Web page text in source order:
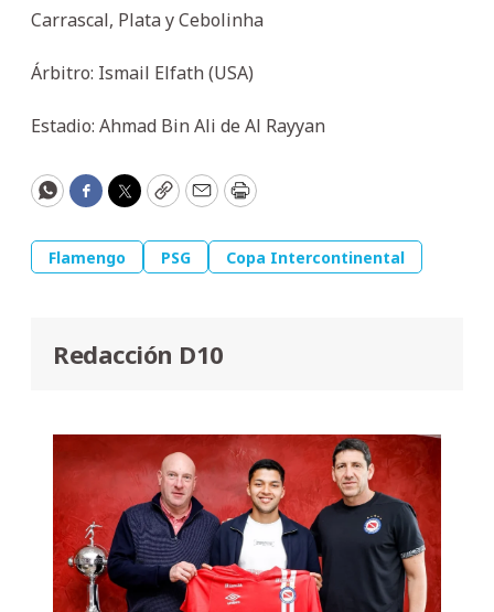
Carrascal, Plata y Cebolinha
Árbitro: Ismail Elfath (USA)
Estadio: Ahmad Bin Ali de Al Rayyan
WhatsApp
Facebook
Twitter
CopyEmailPrint
Flamengo PSG Copa Intercontinental
Redacción D10